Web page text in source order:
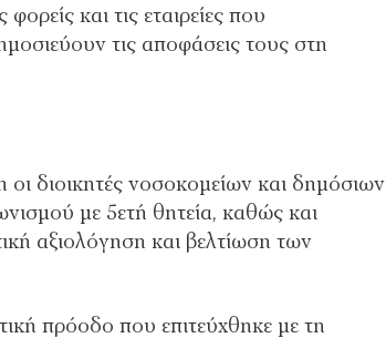
και τις εταιρείες που
τις αποφάσεις τους στη
διοικητές νοσοκομείων και δημόσιων
με 5ετή θητεία, καθώς και
αξιολόγηση και βελτίωση των
πρόοδο που επιτεύχθηκε με τη